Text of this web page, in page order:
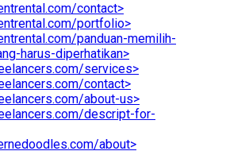
contact>
portfolio>
panduan-memilih-
harus-diperhatikan>
services>
contact>
about-us>
descript-for-
about>